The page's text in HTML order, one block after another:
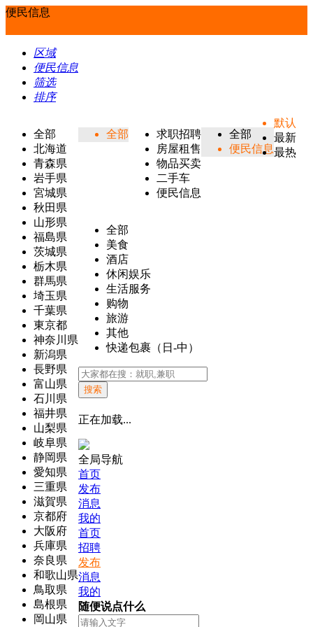
便民信息
区域
便民信息
筛选
排序
全部
北海道
青森県
岩手県
宮城県
秋田県
山形県
福島県
茨城県
栃木県
群馬県
埼玉県
千葉県
東京都
神奈川県
新潟県
長野県
富山県
石川県
福井県
山梨県
岐阜県
静岡県
愛知県
三重県
滋賀県
京都府
大阪府
兵庫県
奈良県
和歌山県
鳥取県
島根県
岡山県
全部
求职招聘
房屋租售
物品买卖
二手车
便民信息
全部
便民信息
全部
美食
酒店
休闲娱乐
生活服务
购物
旅游
其他
快递包裹（日-中）
默认
最新
最热
搜索
正在加载...
全局导航
首页
发布
消息
我的
首页
招聘
发布
消息
我的
随便说点什么